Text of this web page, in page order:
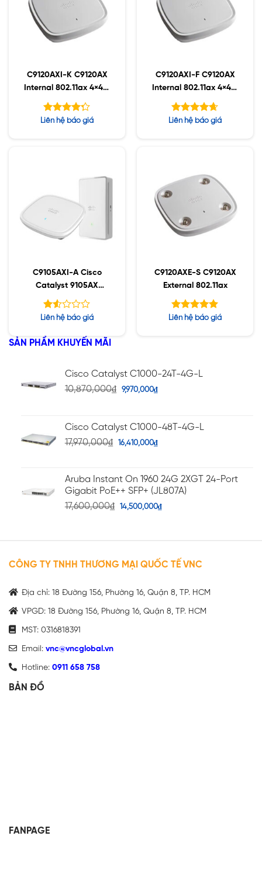
C9120AXI-K C9120AX
Internal 802.11ax 4×4:4
MIMO;IOT;BT5;mGig;U
SB;RHL
Được xếp
Liên hệ báo giá
C9120AXI-F C9120AX
Internal 802.11ax 4×4:4
MIMO;IOT;BT5;mGig;U
SB;RHL
Được xếp
Liên hệ báo giá
C9105AXI-A Cisco
Catalyst 9105AX
Series
Được
hạng
1.52
Liên hệ báo giá
C9120AXE-S C9120AX
External 802.11ax
Được xếp
Liên hệ báo giá
SẢN PHẨM KHUYẾN MÃI
Cisco Catalyst C1000-24T-4G-L
10,870,000₫ 9,970,000₫
Cisco Catalyst C1000-48T-4G-L
17,970,000₫ 16,410,000₫
Aruba Instant On 1960 24G 2XGT 24-Port
Gigabit PoE++ SFP+ (JL807A)
17,600,000₫ 14,500,000₫
CÔNG TY TNHH THƯƠNG MẠI QUỐC TẾ VNC
Địa chỉ: 18 Đường 156, Phường 16, Quận 8, TP. HCM
VPGD: 18 Đường 156, Phường 16, Quận 8, TP. HCM
MST: 0316818391
Email: vnc@vncglobal.vn
Hotline: 0911 658 758
BẢN ĐỒ
FANPAGE